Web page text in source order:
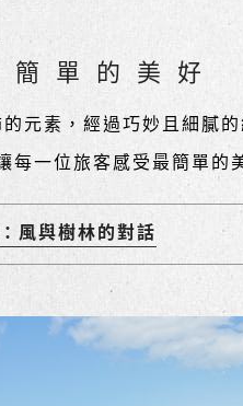
單的美好
元素，經過巧妙且細膩
每一位旅客感受最簡單的
風與樹林的對話